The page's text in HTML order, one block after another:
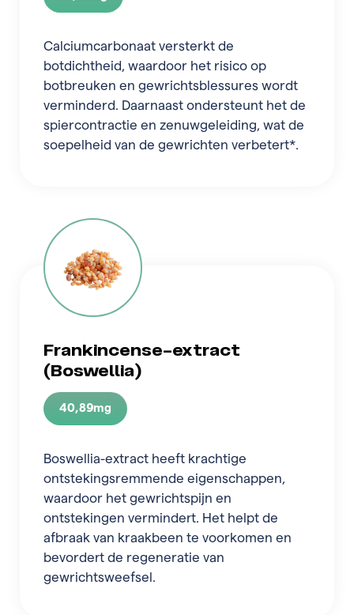
Calciumcarbonaat versterkt de
botdichtheid, waardoor het risico op
botbreuken en gewrichtsblessures wordt
verminderd. Daarnaast ondersteunt het de
spiercontractie en zenuwgeleiding, wat de
soepelheid van de gewrichten verbetert*.
Frankincense-extract
(Boswellia)
40,89mg
Boswellia-extract heeft krachtige
ontstekingsremmende eigenschappen,
waardoor het gewrichtspijn en
ontstekingen vermindert. Het helpt de
afbraak van kraakbeen te voorkomen en
bevordert de regeneratie van
gewrichtsweefsel.